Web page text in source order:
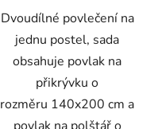
Dvoudílné povlečení na
jednu postel, sada
obsahuje povlak na
přikrývku o
rozměru 140x200 cm a